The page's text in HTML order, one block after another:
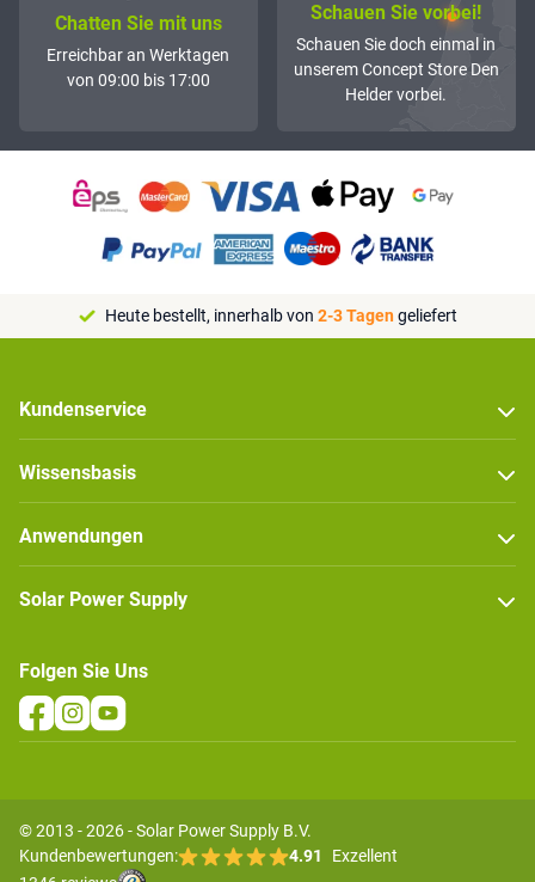
Chatten Sie mit uns
Erreichbar an Werktagen
von 09:00 bis 17:00
Schauen Sie vorbei!
Schauen Sie doch einmal in
unserem Concept Store Den
Helder vorbei.
Heute bestellt, innerhalb von 2-3 Tagengeliefert
Kundenservice
Wissensbasis
Anwendungen
Solar Power Supply
Folgen Sie Uns
© 2013 - 2026 - Solar Power Supply B.V.
Kundenbewertungen:
4.91
Exzellent